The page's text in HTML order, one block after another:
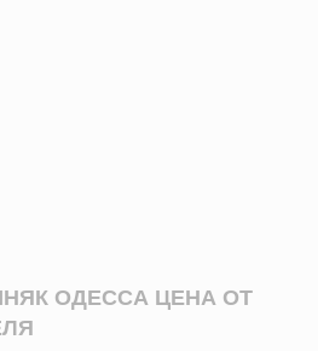
ОДЕССА ЦЕНА ОТ